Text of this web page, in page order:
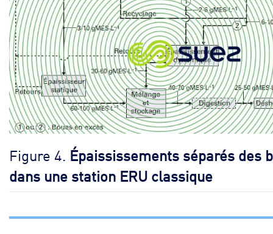
Figure 4. Épaississements séparés des
dans une station ERU classique